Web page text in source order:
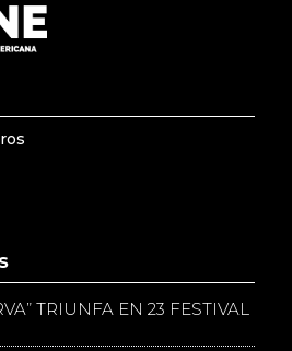
TRIUNFA EN 23 FESTIVAL